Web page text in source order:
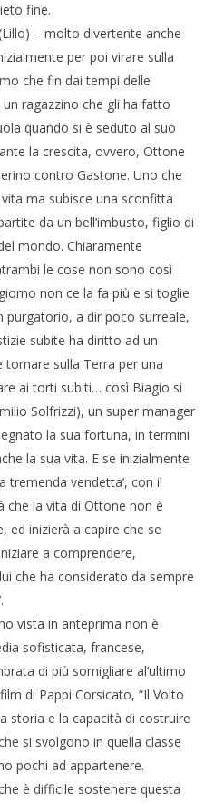
l’invidia
fine.
– molto divertente anche
per poi virare sulla
che fin dai tempi delle
ragazzino che gli ha fatto
quando si è seduto al suo
la crescita, ovvero, Ottone
contro Gastone. Uno che
ma subisce una sconfitta
da un bell’imbusto, figlio di
mondo. Chiaramente
le cose non sono così
non ce la fa più e si toglie
purgatorio, a dir poco surreale,
subite ha diritto ad un
sulla Terra per una
ai torti subiti… così Biagio si
Solfrizzi), un super manager
la sua fortuna, in termini
la sua vita. E se inizialmente
tremenda vendetta’, con il
che la vita di Ottone non è
ed inizierà a capire che se
a comprendere,
che ha considerato da sempre
vista in anteprima non è
sofisticata, francese,
di più somigliare al’ultimo
di Pappi Corsicato, “Il Volto
storia e la capacità di costruire
si svolgono in quella classe
pochi ad appartenere.
è difficile sostenere questa